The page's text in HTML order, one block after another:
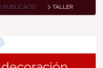
TALLER
.